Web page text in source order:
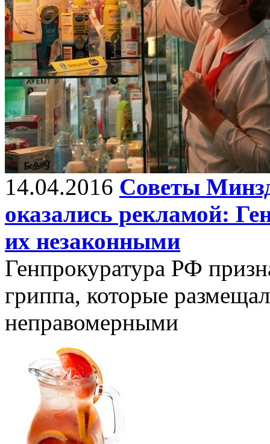
14.04.2016 Советы
оказались рекламой:
их незаконными
Генпрокуратура РФ
гриппа, которые
неправомерными